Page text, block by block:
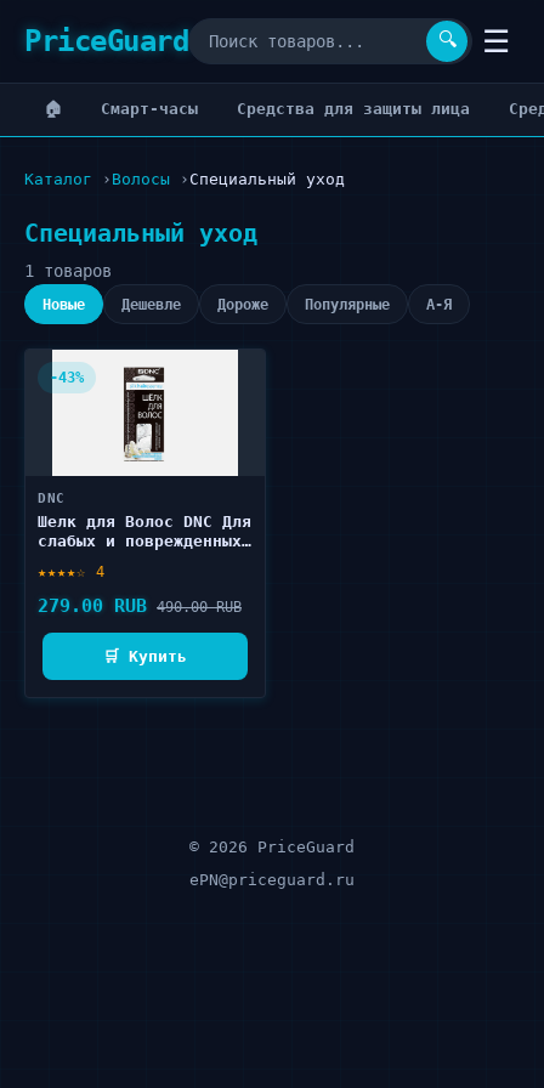
PriceGuard 🔍 ☰
🏠 Cмарт-часы Cредства для защиты лица
Каталог Волосы Специальный уход
Специальный уход
1 товаров
Новые Дешевле Дороже Популярные А-Я
-43%
DNC
Шелк для Волос DNC Для
слабых и поврежденных
★★★★☆ 4
279.00 RUB 490.00 RUB
🛒 Купить
© 2026 PriceGuard
ePN@priceguard.ru